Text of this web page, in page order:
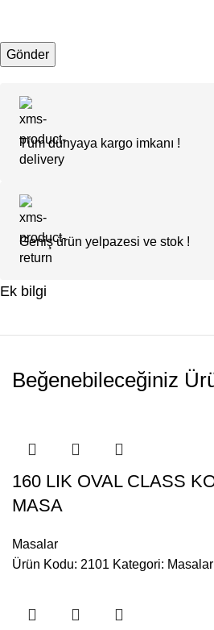
Tüm dünyaya kargo imkanı !
Geniş ürün yelpazesi ve stok !
Ek bilgi
Beğenebileceğiniz
160 LIK OVAL CLASS
MASA
Masalar
Ürün Kodu: 2101 Kategori: Masalar